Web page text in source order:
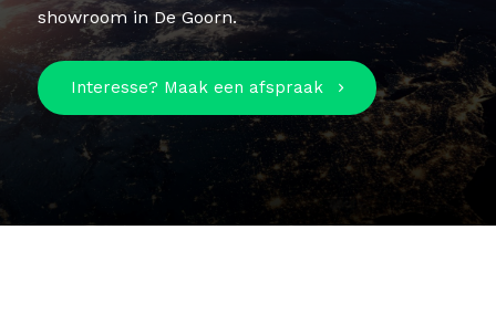
showroom in De Goorn.
Interesse? Maak een afspraak